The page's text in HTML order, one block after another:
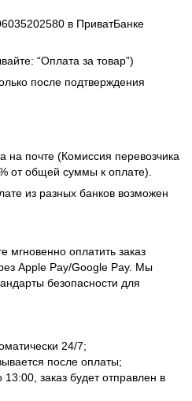
в ПриватБанке
“Оплата за товар”)
после подтверждения
на почте (Комиссия перевозчика
от общей суммы к оплате).
из разных банков возможен
мгновенно оплатить заказ
Apple Pay/Google Pay. Мы
безопасности для
24/7;
после оплаты;
заказ будет отправлен в